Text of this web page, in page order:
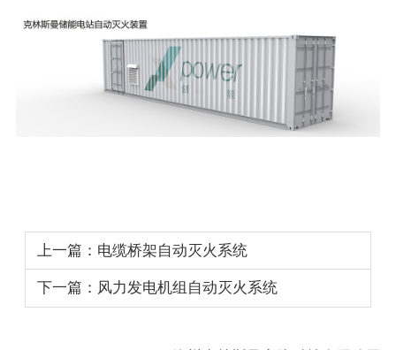
上一篇：电缆桥架自动灭火系统
下一篇：风力发电机组自动灭火系统